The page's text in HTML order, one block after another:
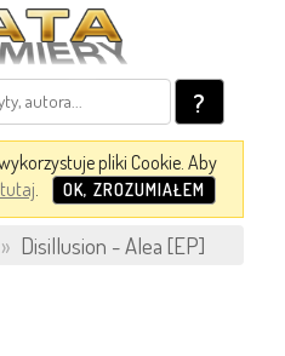
?
pliki Cookie. Aby
. OK, ZROZUMIAŁEM
» Disillusion - Alea [EP]